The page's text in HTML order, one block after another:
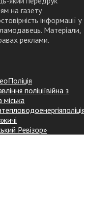
на газету
інформації у
Матеріали,
реклами.
Поліція
поліціївійна з
міська
поліція
Ревізор»